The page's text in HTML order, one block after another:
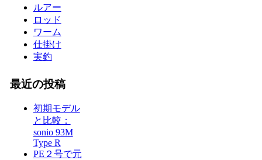
ルアー
ロッド
ワーム
仕掛け
実釣
最近の投稿
初期モデル
と比較：
sonio 93M
Type R
PE２号で元